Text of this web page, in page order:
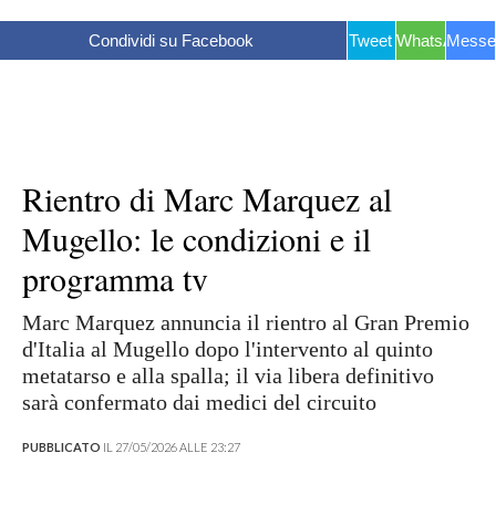
Condividi su Facebook Tweet WhatsApp
Rientro di Marc Marquez al
Mugello: le condizioni e il
programma tv
Marc Marquez annuncia il rientro al Gran Premio
d'Italia al Mugello dopo l'intervento al quinto
metatarso e alla spalla; il via libera definitivo
sarà confermato dai medici del circuito
PUBBLICATO IL 27/05/2026 ALLE 23:27